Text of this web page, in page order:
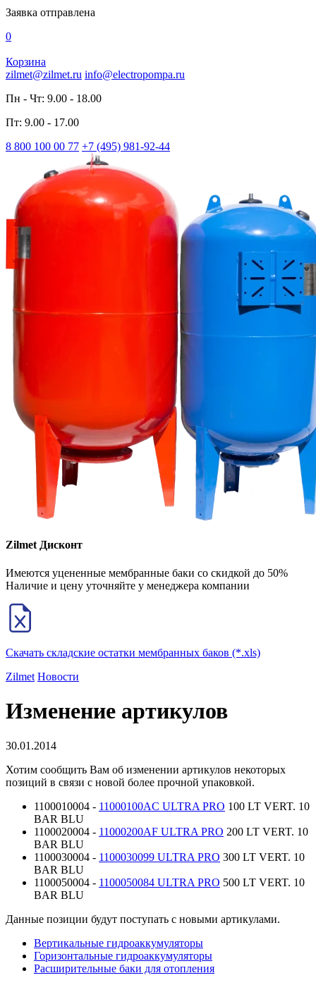
Заявка отправлена
0
Корзина
zilmet@zilmet.ru info@electropompa.ru
Пн - Чт: 9.00 - 18.00
Пт: 9.00 - 17.00
8 800 100 00 77 +7 (495) 981-92-44
Zilmet Дисконт
Имеются уцененные мембранные баки со скидкой до 50%
Наличие и цену уточняйте у менеджера компании
Скачать складские остатки мембранных баков (*.xls)
Zilmet Новости
Изменение артикулов
30.01.2014
Хотим сообщить Вам об изменении артикулов некоторых
позиций в связи с новой более прочной упаковкой.
1100010004 - 11000100AC ULTRA PRO 100 LT VERT. 10
BAR BLU
1100020004 - 11000200AF ULTRA PRO 200 LT VERT. 10
BAR BLU
1100030004 - 1100030099 ULTRA PRO 300 LT VERT. 10
BAR BLU
1100050004 - 1100050084 ULTRA PRO 500 LT VERT. 10
BAR BLU
Данные позиции будут поступать с новыми артикулами.
Вертикальные гидроаккумуляторы
Горизонтальные гидроаккумуляторы
Расширительные баки для отопления